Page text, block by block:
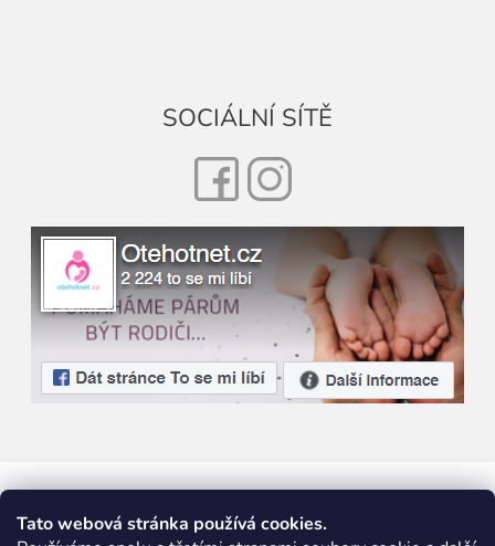
Tato webová stránka používá cookies.
SOCIÁLNÍ SÍTĚ
FacebookInstagram